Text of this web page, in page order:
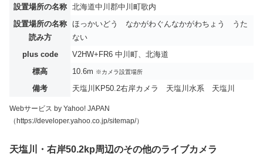
設置場所の名称
北海道中川郡中川町歌内
設置場所の名称
読み方
ほっかいどう なかがわぐんなかがわちょう うた
ない
plus code
V2HW+FR6 中川町、北海道
標高
10.6m ※カメラ設置場所
備考 天塩川KP50.2右岸カメラ 天塩川水系 天塩川
Webサービス by Yahoo! JAPAN
（https://developer.yahoo.co.jp/sitemap/）
天塩川・右岸50.2kp周辺のその他のライブカメラ